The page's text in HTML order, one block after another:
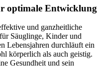
optimale Entwicklung
und ganzheitliche
Säuglinge, Kinder und
Lebensjahren durchläuft ein
körperlich als auch geistig.
Gesundheit und sein